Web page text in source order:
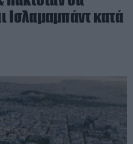
Ισλαμαμπάντ κατά